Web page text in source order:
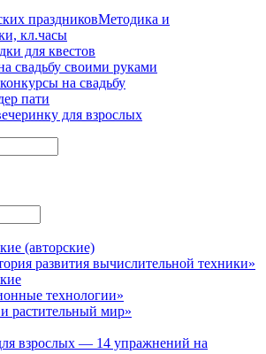
праздниковМетодика и
кл.часы
для квестов
свадьбу своими руками
на свадьбу
пати
для взрослых
(авторские)
развития вычислительной техники»
технологии»
растительный мир»
взрослых — 14 упражнений на